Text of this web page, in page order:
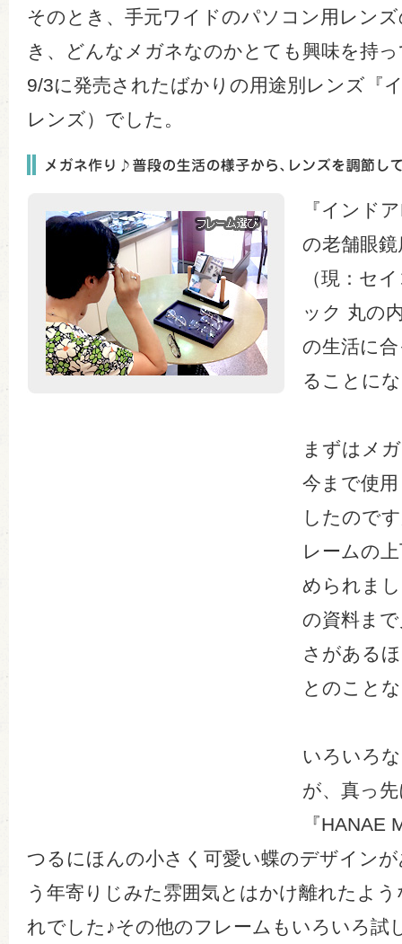
そのとき、手元ワイドのパソコン用レン
き、どんなメガネなのかとても興味を持
9/3に発売されたばかりの用途別レンズ『
レンズ）でした。
『インド
の老舗眼鏡
（現：セ
ック 丸の
の生活に
ることに
まずはメ
今まで使
したので
レームの
められま
の資料ま
さがある
とのこと
いろいろ
が、真っ
『HANAE
つるにほんの小さく可愛い蝶のデザイン
う年寄りじみた雰囲気とはかけ離れたよ
れでした♪その他のフレームもいろいろ試